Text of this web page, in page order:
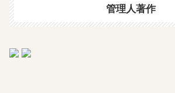
管理人著作